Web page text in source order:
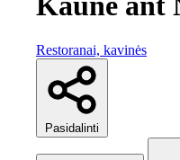
Restoranai, kavinės
Pasidalinti